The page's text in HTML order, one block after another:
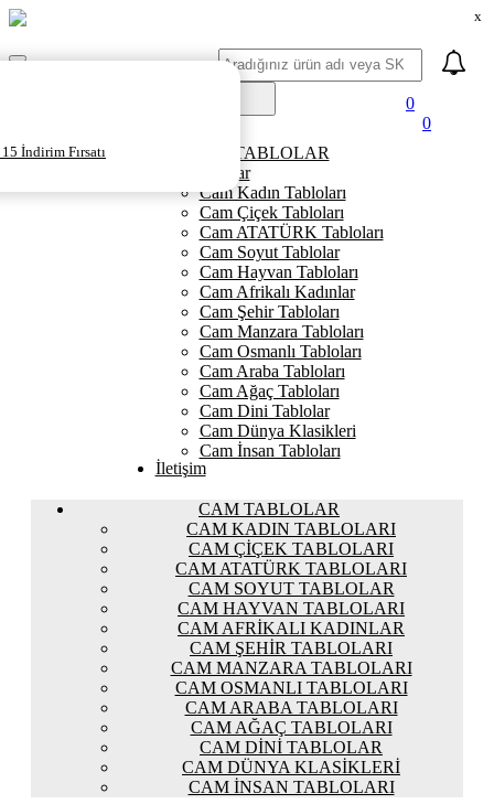
x
Mobil
Ara
İndirim Fırsatı
0
0
KANVAS TABLOLAR
Cam Tablolar
Cam Kadın Tabloları
Cam Çiçek Tabloları
Cam ATATÜRK Tabloları
Cam Soyut Tablolar
Cam Hayvan Tabloları
Cam Afrikalı Kadınlar
Cam Şehir Tabloları
Cam Manzara Tabloları
Cam Osmanlı Tabloları
Cam Araba Tabloları
Cam Ağaç Tabloları
Cam Dini Tablolar
Cam Dünya Klasikleri
Cam İnsan Tabloları
İletişim
CAM TABLOLAR
CAM KADIN TABLOLARI
CAM ÇIÇEK TABLOLARI
CAM ATATÜRK TABLOLARI
CAM SOYUT TABLOLAR
CAM HAYVAN TABLOLARI
CAM AFRIKALI KADINLAR
CAM ŞEHIR TABLOLARI
CAM MANZARA TABLOLARI
CAM OSMANLI TABLOLARI
CAM ARABA TABLOLARI
CAM AĞAÇ TABLOLARI
CAM DINI TABLOLAR
CAM DÜNYA KLASIKLERI
CAM İNSAN TABLOLARI